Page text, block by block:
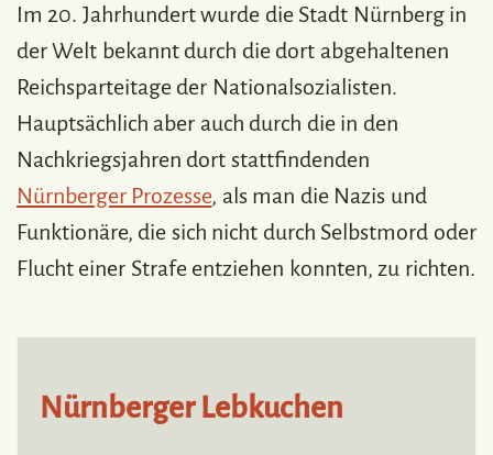
Im 20. Jahrhundert wurde die Stadt Nürnberg in
der Welt bekannt durch die dort abgehaltenen
Reichsparteitage der Nationalsozialisten.
Hauptsächlich aber auch durch die in den
Nachkriegsjahren dort stattfindenden
Nürnberger Prozesse, als man die Nazis und
Funktionäre, die sich nicht durch Selbstmord oder
Flucht einer Strafe entziehen konnten, zu richten.
Nürnberger Lebkuchen